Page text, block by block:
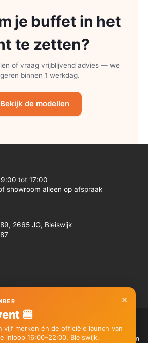
je buffet in het
te zetten?
of vraag vrijblijvend advies — we
binnen 1 werkdag.
Bekijk de modellen
tot 17:00
showroom alleen op afspraak
2665 JG, Bleiswijk
© 2026 Distrixs
om je de beste ervaring op onze site te
vinden over welke cookies we gebruiken
×
🍔
vijf merken én de officiële launch van
inloop 16:00–22:00, Bleiswijk.